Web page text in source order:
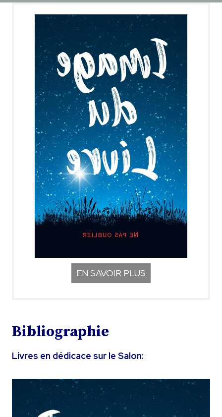
Pierre GROSZ
"En l'air dans la montgolfière"
Prix littéraire sélection ???
EN SAVOIR PLUS
Bibliographie
Livres en dédicace sur le Salon: